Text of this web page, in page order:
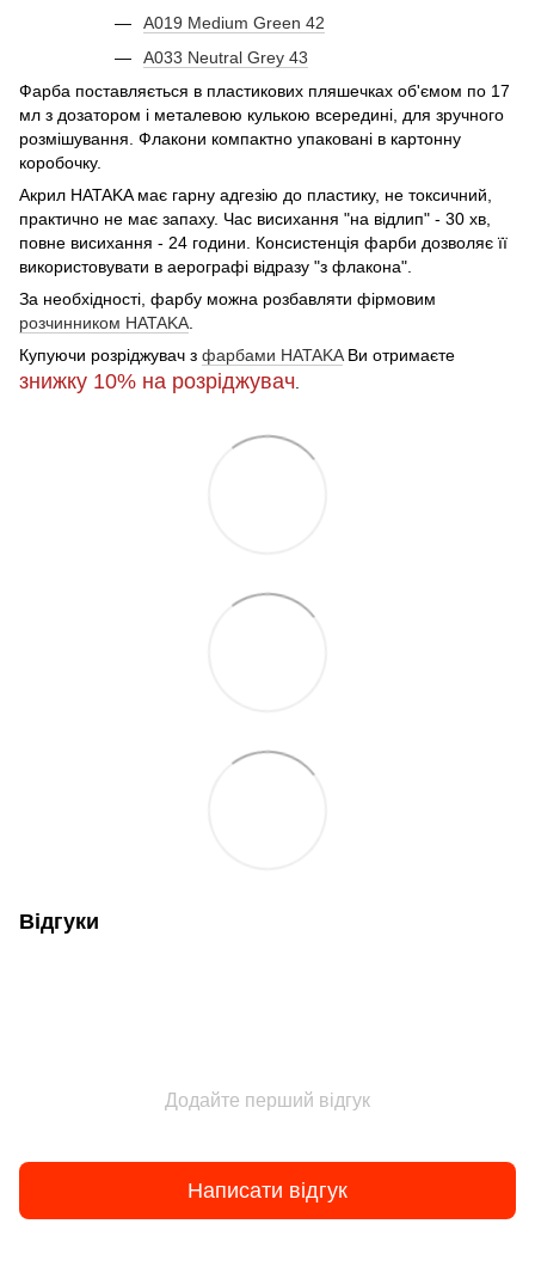
A019 Medium Green 42
A033 Neutral Grey 43
Фарба поставляється в пластикових пляшечках об'ємом по 17
мл з дозатором і металевою кулькою всередині, для зручного
розмішування. Флакони компактно упаковані в картонну
коробочку.
Акрил HATAKA має гарну адгезію до пластику, не токсичний,
практично не має запаху. Час висихання "на відлип" - 30 хв,
повне висихання - 24 години. Консистенція фарби дозволяє її
використовувати в аерографі відразу "з флакона".
За необхідності, фарбу можна розбавляти фірмовим
розчинником HATAKA
Купуючи розріджувач з фарбами HATAKAВи отримаєте
знижку 10% на розріджувач
Відгуки
Додайте перший відгук
Написати відгук